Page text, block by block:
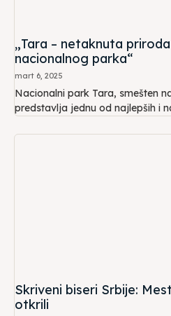
„Tara – netaknuta
nacionalnog parka“
mart 6, 2025
Nacionalni park Tara, smešten
predstavlja jednu od najlepših i
Skriveni biseri Srbije:
otkrili